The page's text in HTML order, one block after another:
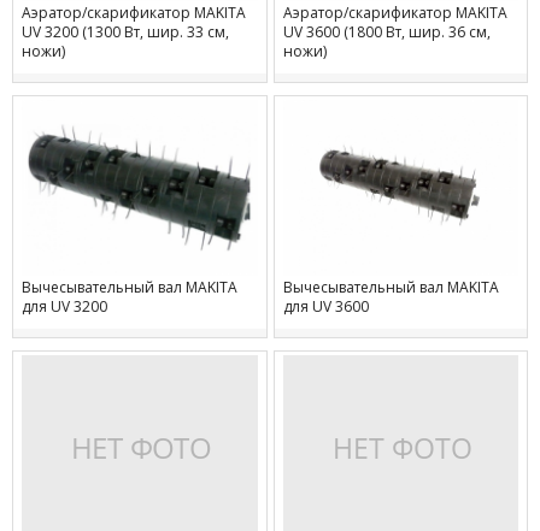
Аэратор/скарификатор MAKITA
UV 3200 (1300 Вт, шир. 33 см,
ножи)
Аэратор/скарификатор MAKITA
UV 3600 (1800 Вт, шир. 36 см,
ножи)
Вычесывательный вал MAKITA
для UV 3200
Вычесывательный вал MAKITA
для UV 3600